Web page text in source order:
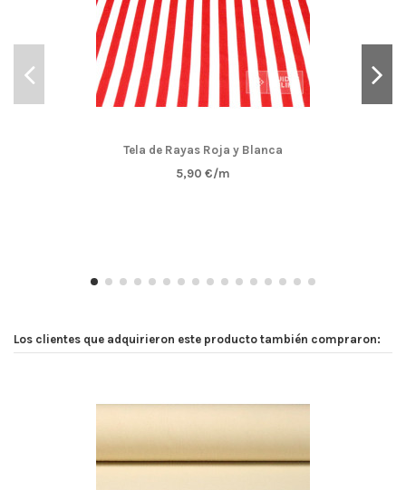
Tela de Rayas Roja y Blanca
5,90 €/m
Los clientes que adquirieron este producto también compraron: